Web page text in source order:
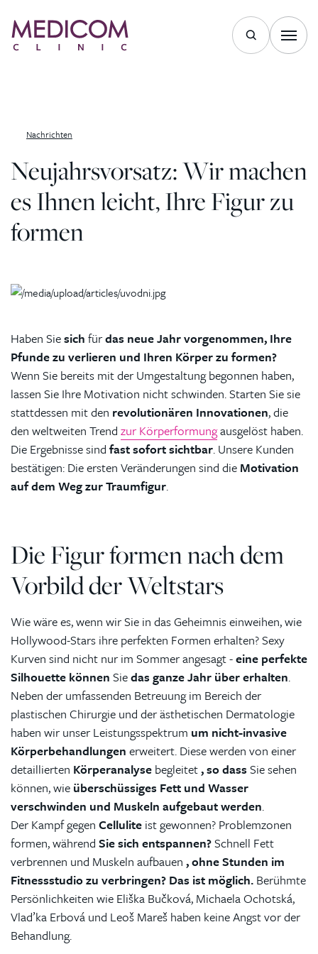
Nachrichten
Neujahrsvorsatz: Wir machen
es Ihnen leicht, Ihre Figur zu
formen
Haben Siesich fürdas neue Jahr vorgenommen, Ihre
Pfunde zu verlieren und Ihren Körper zu formen?
Wenn Sie bereits mit der Umgestaltung begonnen haben,
lassen Sie Ihre Motivation nicht schwinden. Starten Sie sie
stattdessen mit den revolutionären Innovationen, die
den weltweiten Trend zur Körperformungausgelöst haben.
Die Ergebnisse sind fast sofort sichtbar. Unsere Kunden
bestätigen: Die ersten Veränderungen sind die Motivation
auf dem Weg zur Traumfigur.
Die Figur formen nach dem
Vorbild der Weltstars
Wie wäre es, wenn wir Sie in das Geheimnis einweihen, wie
Hollywood-Stars ihre perfekten Formen erhalten? Sexy
Kurven sind nicht nur im Sommer angesagt -eine perfekte
Silhouette können Siedas ganze Jahr über erhalten.
Neben der umfassenden Betreuung im Bereich der
plastischen Chirurgie und der ästhetischen Dermatologie
haben wir unser Leistungsspektrum um nicht-invasive
Körperbehandlungen erweitert. Diese werden von einer
detaillierten Körperanalyse begleitet, so dassSie sehen
können, wie überschüssiges Fett und Wasser
verschwinden und Muskeln aufgebaut werden.
Der Kampf gegen Cellulite ist gewonnen? Problemzonen
formen, während Sie sich entspannen?Schnell Fett
verbrennen und Muskeln aufbauen , ohne Stunden im
Fitnessstudio zu verbringen? Das ist möglich. Berühmte
Persönlichkeiten wie Eliška Bučková, Michaela Ochotská,
Vlaďka Erbová und Leoš Mareš haben keine Angst vor der
Behandlung.